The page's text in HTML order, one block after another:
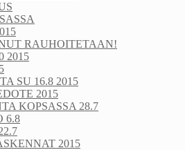
RAUHOITETAAN!
2015
SU 16.8 2015
2015
KOPSASSA 28.7
6.8
2015